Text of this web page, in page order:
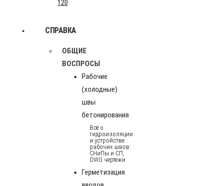
120
СПРАВКА
ОБЩИЕ
ВОСПРОСЫ
Рабочие
(холодные)
швы
бетонирования
Всё о
гидроизоляции
и устройстве
рабочих швов:
СНиПы и СП,
DWG чертежи
Герметизация